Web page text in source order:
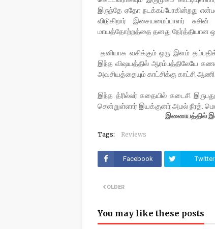
இருந்தே ஏதோ நடக்கப்போகின்றது
விடுகிறார் இசையமைப்பாளர்
மாயத்தோற்றத்தை தனது நேர்த்தியான
தனியாக வசிக்கும் ஒரு இளம்
இந்த விஷயத்தில் ஆரம்பத்திலேயே
அவசியத்தையும் காட்சிக்கு காட்சி
இந்த த்ரில்லர் கதையில் கடைசி
சென்றுள்ளார் இயக்குனர் அமல் நீரத்.
இணையத்தில்
Tags: Reviews
Facebook Twitter
OLDER
You may like these posts